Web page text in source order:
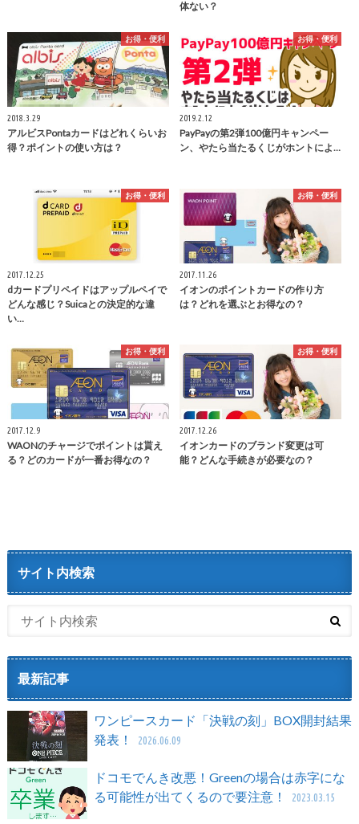
体ない？
お得・便利
2018.3.29
アルビスPontaカードはどれくらいお
得？ポイントの使い方は？
お得・便利
2019.2.12
PayPayの第2弾100億円キャンペー
ン、やたら当たるくじがホントによ…
お得・便利
2017.12.25
dカードプリペイドはアップルペイで
どんな感じ？Suicaとの決定的な違
い…
お得・便利
2017.11.26
イオンのポイントカードの作り方
は？どれを選ぶとお得なの？
お得・便利
2017.12.9
WAONのチャージでポイントは貰え
る？どのカードが一番お得なの？
お得・便利
2017.12.26
イオンカードのブランド変更は可
能？どんな手続きが必要なの？
サイト内検索
最新記事
ワンピースカード「決戦の刻」BOX開封結果
発表！
2026.06.09
ドコモでんき改悪！Greenの場合は赤字にな
る可能性が出てくるので要注意！
2023.03.15